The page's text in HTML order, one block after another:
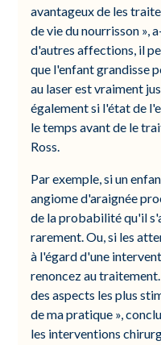
avantageux de les
de vie du nourrisson »,
d'autres affections, il
que l'enfant grandisse
au laser est vraiment
également si l'état de
le temps avant de le
Ross.
Par exemple, si un
angiome d'araignée
de la probabilité qu'il
rarement. Ou, si les
à l'égard d'une
renoncez au
des aspects les plus
de ma pratique »,
les interventions